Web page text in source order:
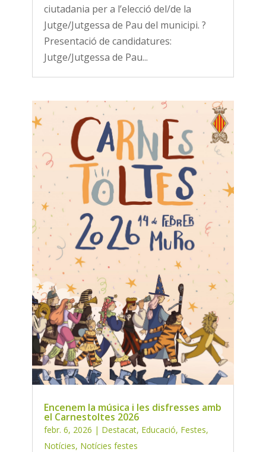
ciutadania per a l’elecció del/de la
Jutge/Jutgessa de Pau del municipi. ?️
Presentació de candidatures:
Jutge/Jutgessa de Pau...
Encenem la música i les disfresses amb
el Carnestoltes 2026
febr. 6, 2026 | Destacat, Educació, Festes,
Notícies, Notícies festes